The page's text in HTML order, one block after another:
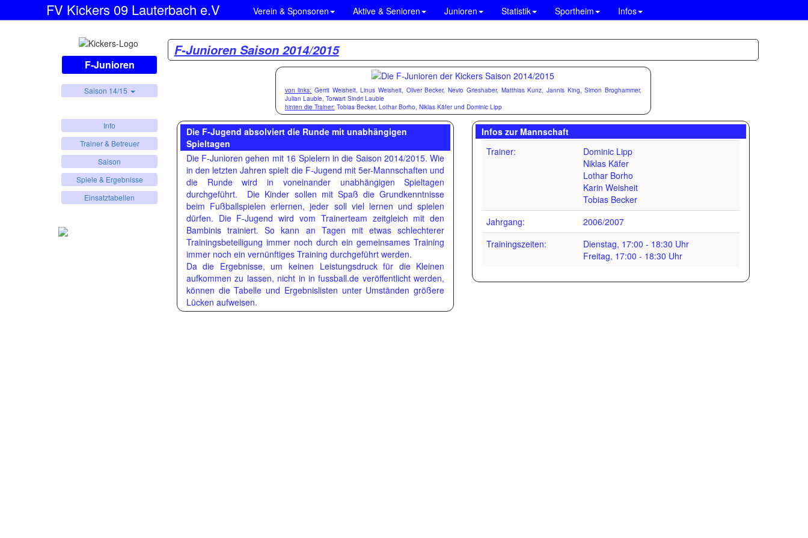
FV Kickers 09 Lauterbach e.V Verein & Sponsoren Aktive & Senioren Junioren Statistik Sportheim Infos
F-Junioren
Saison 14/15
Info
Trainer & Betreuer
Saison
Spiele & Ergebnisse
Einsatztabellen
F-Junioren Saison 2014/2015
von links: Gerrit Weisheit, Linus Weisheit, Oliver Becker, Nevio Grieshaber, Matthias Kunz, Jannis King, Simon Broghammer,
Julian Lauble, Torwart Sindri Lauble
hinten die Trainer: Tobias Becker, Lothar Borho, Niklas Käfer und Dominic Lipp
Die F-Jugend absolviert die Runde mit unabhängigen
Spieltagen
Die F-Junioren gehen mit 16 Spielern in die Saison 2014/2015. Wie
in den letzten Jahren spielt die F-Jugend mit 5er-Mannschaften und
die Runde wird in voneinander unabhängigen Spieltagen
durchgeführt. Die Kinder sollen mit Spaß die Grundkenntnisse
beim Fußballspielen erlernen, jeder soll viel lernen und spielen
dürfen. Die F-Jugend wird vom Trainerteam zeitgleich mit den
Bambinis trainiert. So kann an Tagen mit etwas schlechterer
Trainingsbeteiligung immer noch durch ein gemeinsames Training
immer noch ein vernünftiges Training durchgeführt werden.
Da die Ergebnisse, um keinen Leistungsdruck für die Kleinen
aufkommen zu lassen, nicht in in fussball.de veröffentlicht werden,
können die Tabelle und Ergebnislisten unter Umständen größere
Lücken aufweisen.
Infos zur Mannschaft
Trainer:
Dominic Lipp
Niklas Käfer
Lothar Borho
Karin Weisheit
Tobias Becker
Jahrgang:
2006/2007
Trainingszeiten:
Dienstag, 17:00 - 18:30 Uhr
Freitag, 17:00 - 18:30 Uhr